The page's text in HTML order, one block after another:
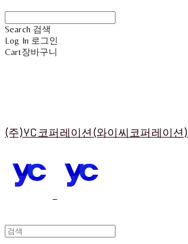
Search 검색
Log In 로그인
Cart장바구니
(주)YC코퍼레이션(와이씨코퍼레이션)